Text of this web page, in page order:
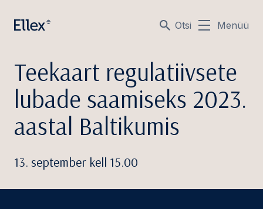
Otsi Menüü
Teekaart regulatiivsete
lubade saamiseks 2023.
aastal Baltikumis
13. september kell 15.00